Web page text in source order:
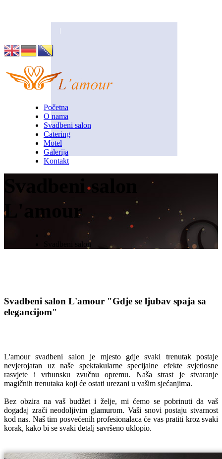
Početna
O nama
Svadbeni salon
Catering
Motel
Galerija
Kontakt
Svadbeni salon
L'amour
Svadbeni salon
Svadbeni salon L'amour "Gdje se ljubav spaja sa
elegancijom"
L'amour svadbeni salon je mjesto gdje svaki trenutak postaje
nevjerojatan uz naše spektakularne specijalne efekte svjetlosne
rasvjete i vrhunsku zvučnu opremu. Naša strast je stvaranje
magičnih trenutaka koji će ostati urezani u vašim sjećanjima.
Bez obzira na vaš budžet i želje, mi ćemo se pobrinuti da vaš
događaj zrači neodoljivim glamurom. Vaši snovi postaju stvarnost
kod nas. Naš tim posvećenih profesionalaca će vas pratiti kroz svaki
korak, kako bi se svaki detalj savršeno uklopio.